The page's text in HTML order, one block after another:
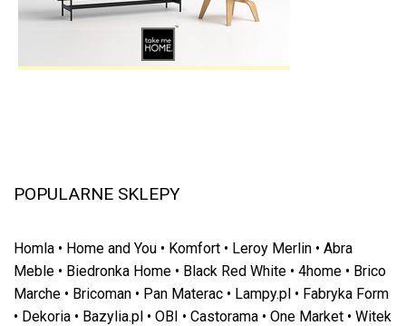
POPULARNE SKLEPY
Homla • Home and You • Komfort • Leroy Merlin • Abra
Meble • Biedronka Home • Black Red White • 4home • Brico
Marche • Bricoman • Pan Materac • Lampy.pl • Fabryka Form
• Dekoria • Bazylia.pl • OBI • Castorama • One Market • Witek